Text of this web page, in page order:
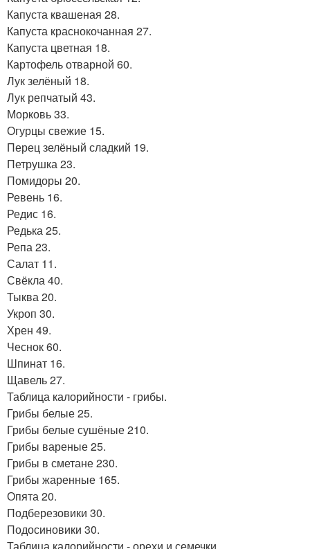
Капуста квашеная 28.
Капуста краснокочанная 27.
Капуста цветная 18.
Картофель отварной 60.
Лук зелёный 18.
Лук репчатый 43.
Морковь 33.
Огурцы свежие 15.
Перец зелёный сладкий 19.
Петрушка 23.
Помидоры 20.
Ревень 16.
Редис 16.
Редька 25.
Репа 23.
Салат 11.
Свёкла 40.
Тыква 20.
Укроп 30.
Хрен 49.
Чеснок 60.
Шпинат 16.
Щавель 27.
Таблица калорийности - грибы.
Грибы белые 25.
Грибы белые сушёные 210.
Грибы вареные 25.
Грибы в сметане 230.
Грибы жаренные 165.
Опята 20.
Подберезовики 30.
Подосиновики 30.